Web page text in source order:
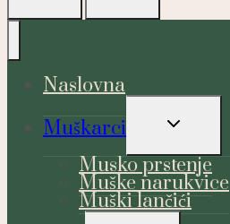
Naslovna
Muškarci
TOGGLE
MENU
Musko prstenje
Muške narukvice
Muški lančići